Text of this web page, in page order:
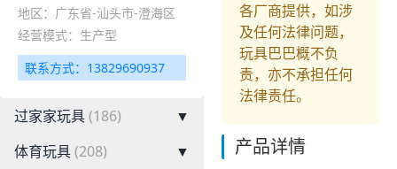
地区：广东省-汕头市-澄海区
经营模式：生产型
联系方式：13829690937
过家家玩具(186)
▼
体育玩具(208)
▼
各厂商提供，如涉
及任何法律问题，
玩具巴巴概不负
责，亦不承担任何
法律责任。
产品详情